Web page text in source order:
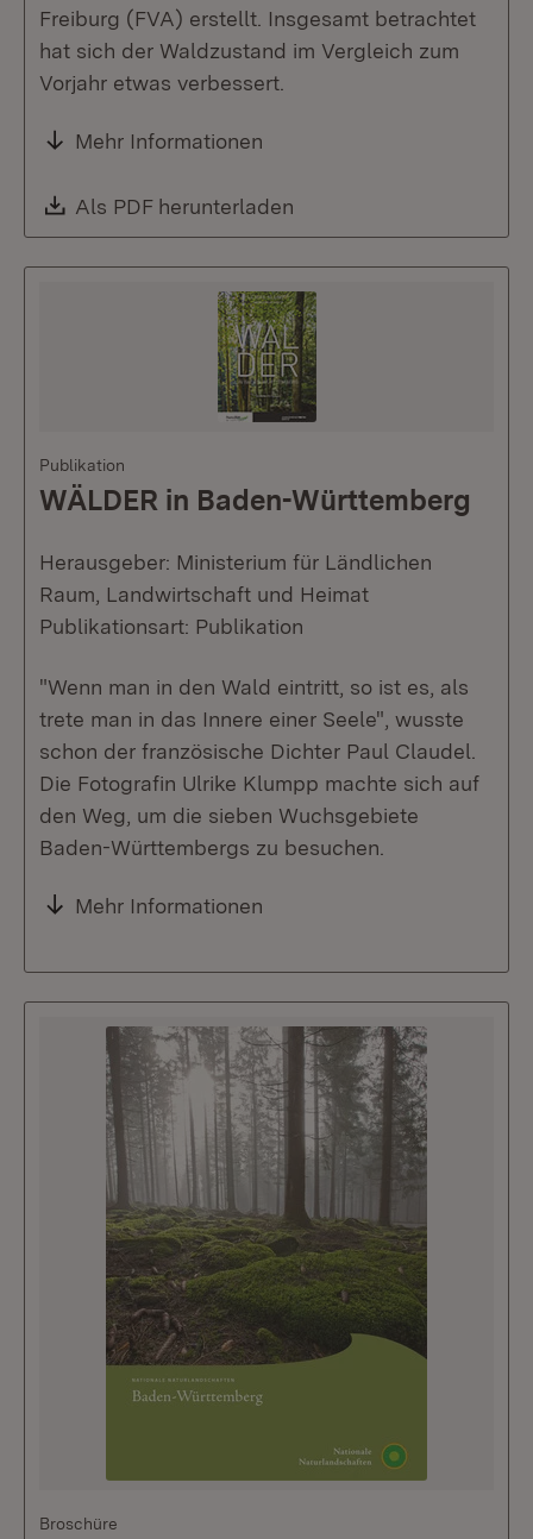
Freiburg (FVA) erstellt. Insgesamt betrachtet
hat sich der Waldzustand im Vergleich zum
Vorjahr etwas verbessert.
Mehr Informationen
Download:
Als PDF herunterladen
Publikation
WÄLDER in Baden-Württemberg
Herausgeber: Ministerium für Ländlichen
Raum, Landwirtschaft und Heimat
Publikationsart: Publikation
"Wenn man in den Wald eintritt, so ist es, als
trete man in das Innere einer Seele", wusste
schon der französische Dichter Paul Claudel.
Die Fotografin Ulrike Klumpp machte sich auf
den Weg, um die sieben Wuchsgebiete
Baden-Württembergs zu besuchen.
Mehr Informationen
Broschüre